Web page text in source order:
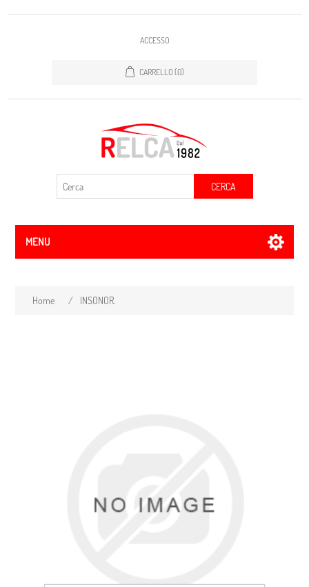
ACCESSO
CARRELLO (0)
CERCA
MENU
Home / INSONOR.